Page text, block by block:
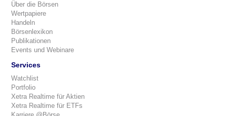
Über die Börsen
Wertpapiere
Handeln
Börsenlexikon
Publikationen
Events und Webinare
Services
Watchlist
Portfolio
Xetra Realtime für Aktien
Xetra Realtime für ETFs